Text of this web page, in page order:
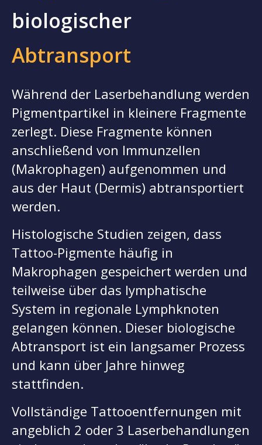
biologischer
Abtransport
Während der Laserbehandlung werden
Pigmentpartikel in kleinere Fragmente
zerlegt. Diese Fragmente können
anschließend von Immunzellen
(Makrophagen) aufgenommen und
aus der Haut (Dermis) abtransportiert
werden.
Histologische Studien zeigen, dass
Tattoo-Pigmente häufig in
Makrophagen gespeichert werden und
teilweise über das lymphatische
System in regionale Lymphknoten
gelangen können. Dieser biologische
Abtransport ist ein langsamer Prozess
und kann über Jahre hinweg
stattfinden.
Vollständige Tattooentfernungen mit
angeblich 2 oder 3 Laserbehandlungen